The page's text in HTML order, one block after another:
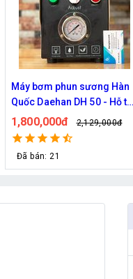
Máy bơm phun sương làm
mát công suât lớn Hawin
FOG-2703 hỗ trợ 70 đầu
phun
1,950,000đ 2,219,000đ
Đã bán: 292